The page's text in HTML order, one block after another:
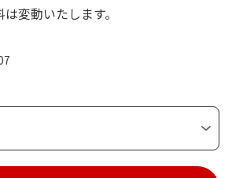
変動いたします。